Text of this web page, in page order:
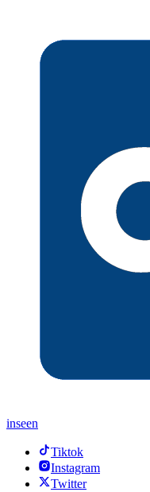
inseen
Tiktok
Instagram
Twitter